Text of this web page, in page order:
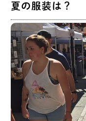
夏の服装は？